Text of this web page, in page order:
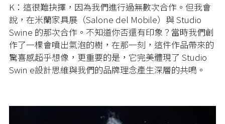
K：這很難抉擇，因為我們進行過無數次合作。但我會
說，在米蘭家具展（Salone del Mobile）與 Studio
Swine 的那次合作。不知道你否還有印象？當時我們創
作了一棵會噴出氣泡的樹，在那一刻，這件作品帶來的
驚喜感超乎想像，更重要的是，它完美體現了 Studio
Swin e設計思維與我們的品牌理念產生深層的共鳴。